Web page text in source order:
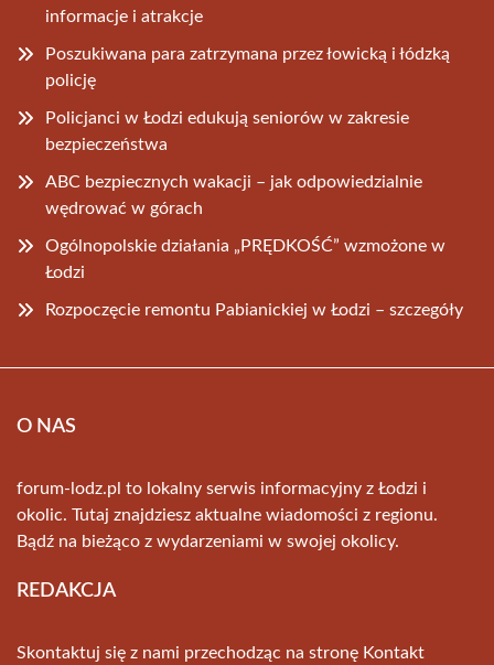
informacje i atrakcje
Poszukiwana para zatrzymana przez łowicką i łódzką
policję
Policjanci w Łodzi edukują seniorów w zakresie
bezpieczeństwa
ABC bezpiecznych wakacji – jak odpowiedzialnie
wędrować w górach
Ogólnopolskie działania „PRĘDKOŚĆ” wzmożone w
Łodzi
Rozpoczęcie remontu Pabianickiej w Łodzi – szczegóły
O NAS
forum-lodz.pl to lokalny serwis informacyjny z Łodzi i
okolic. Tutaj znajdziesz aktualne wiadomości z regionu.
Bądź na bieżąco z wydarzeniami w swojej okolicy.
REDAKCJA
Skontaktuj się z nami przechodząc na stronę Kontakt